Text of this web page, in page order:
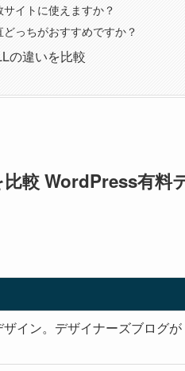
イトに使えますか？
っちがおすすめですか？
の違いを比較
較 WordPress有料
イン。デザイナーズブログが